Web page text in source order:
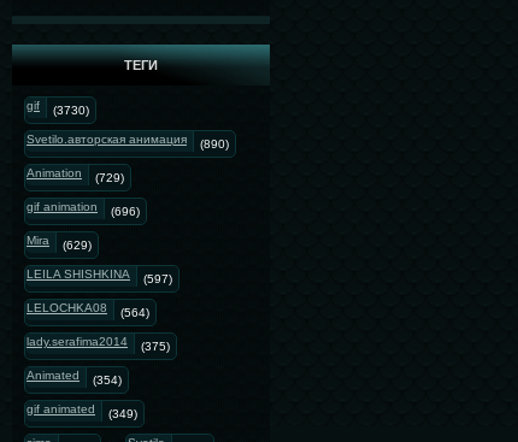
ТЕГИ
gif (3730)
Svetilo.авторская анимация (890)
Animation (729)
gif animation (696)
Mira (629)
LEILA SHISHKINA (597)
LELOCHKA08 (564)
lady.serafima2014 (375)
Animated (354)
gif animated (349)